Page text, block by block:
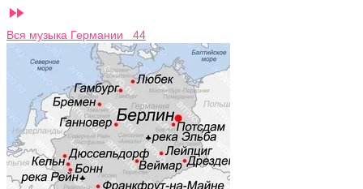

Вся музыка Германии 44